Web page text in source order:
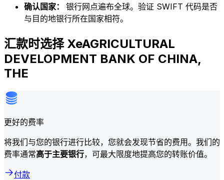
确认国家： 银行网点遍布全球。验证 SWIFT 代码是否
与目的地银行所在国家相符。
汇款时选择 XeAGRICULTURAL
DEVELOPMENT BANK OF CHINA,
THE
更好的费率
将我们与您的银行进行比较，您就会发现节省的费用。我们的
费率通常高于主要银行，可最大限度地提高您的转账价值。
付款